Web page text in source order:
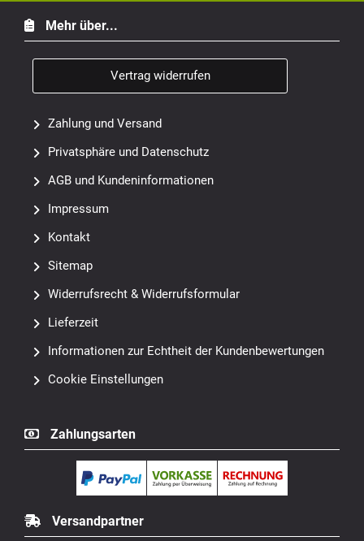
Mehr über...
Vertrag widerrufen
Zahlung und Versand
Privatsphäre und Datenschutz
AGB und Kundeninformationen
Impressum
Kontakt
Sitemap
Widerrufsrecht & Widerrufsformular
Lieferzeit
Informationen zur Echtheit der Kundenbewertungen
Cookie Einstellungen
Zahlungsarten
Versandpartner